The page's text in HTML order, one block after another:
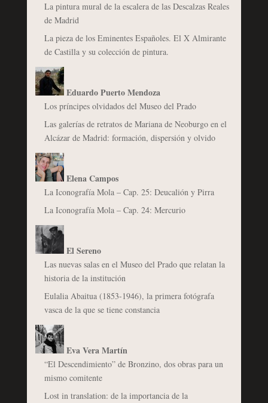
La pintura mural de la escalera de las Descalzas Reales
de Madrid
La pieza de los Eminentes Españoles. El X Almirante
de Castilla y su colección de pintura.
Eduardo Puerto Mendoza
Los príncipes olvidados del Museo del Prado
Las galerías de retratos de Mariana de Neoburgo en el
Alcázar de Madrid: formación, dispersión y olvido
Elena Campos
La Iconografía Mola – Cap. 25: Deucalión y Pirra
La Iconografía Mola – Cap. 24: Mercurio
El Sereno
Las nuevas salas en el Museo del Prado que relatan la
historia de la institución
Eulalia Abaitua (1853-1946), la primera fotógrafa
vasca de la que se tiene constancia
Eva Vera Martín
“El Descendimiento” de Bronzino, dos obras para un
mismo comitente
Lost in translation: de la importancia de la